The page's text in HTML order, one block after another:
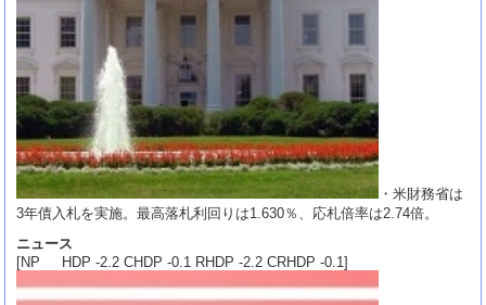
・米財務省は
3年債入札を実施。最高落札利回りは1.630％、応札倍率は2.74倍。
ニュース
[NP HDP -2.2 CHDP -0.1 RHDP -2.2 CRHDP -0.1]